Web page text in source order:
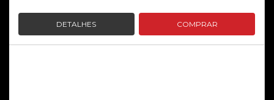
DETALHES COMPRAR